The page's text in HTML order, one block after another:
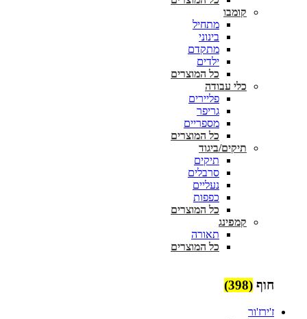
קומבו
מתחיל
בינוני
מתקדם
ילדים
כל המוצרים
כלי עבודה
פליירים
גריפר
מספריים
כל המוצרים
תיקים/ביגוד
תיקים
סרבלים
נעליים
כפפות
כל המוצרים
קמפינג
תאורה
כל המוצרים
חוף (398)
ז'ירז'ור